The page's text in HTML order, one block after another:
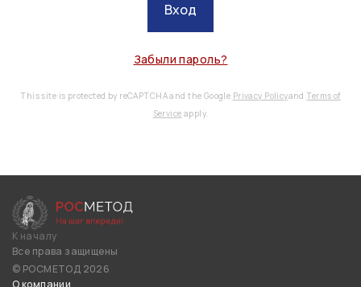
Вход
Забыли пароль?
This site is protected by reCAPTCHA and the Google Privacy PolicyandTerms of
Service apply.
К началу
Все права защищены
© РОСМЕТОД 2026
О компании